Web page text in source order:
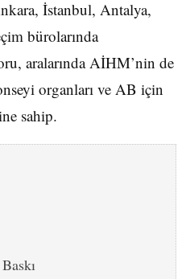
İstanbul, Antalya,
bürolarında
aralarında AİHM’nin de
organları ve AB için
sahip.